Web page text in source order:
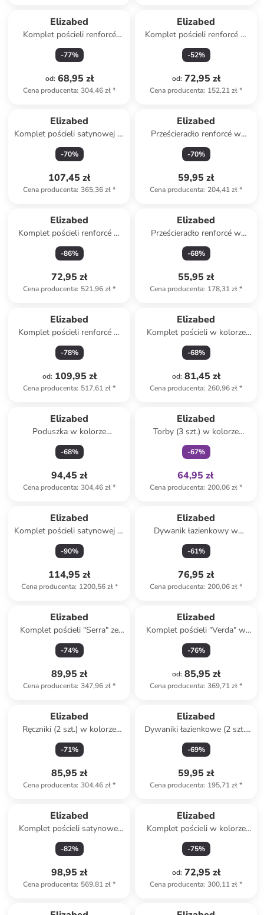
Elizabed
Komplet pościeli renforcé
"Serenity" w kolorze biało-
niebieskim
-77%
od: 68,95 zł
Cena producenta: 304,46 zł*
Elizabed
Komplet pościeli renforcé w
kolorze jasnoróżowo-białym
-52%
od: 72,95 zł
Cena producenta: 152,21 zł*
Elizabed
Komplet pościeli satynowej w
kolorze szaro-białym
-70%
107,45 zł
Cena producenta: 365,36 zł*
Elizabed
Prześcieradło renforcé w
kolorze niebieskim na gumce
-70%
59,95 zł
Cena producenta: 204,41 zł*
Elizabed
Komplet pościeli renforcé w
kolorze jasnoszarym
-86%
72,95 zł
Cena producenta: 521,96 zł*
Elizabed
Prześcieradło renforcé w
kolorze granatowym na
gumce
-68%
55,95 zł
Cena producenta: 178,31 zł*
Elizabed
Komplet pościeli renforcé w
kolorze kremowym
-78%
od: 109,95 zł
Cena producenta: 517,61 zł*
Elizabed
Komplet pościeli w kolorze
biało-niebieskim
-68%
od: 81,45 zł
Cena producenta: 260,96 zł*
Elizabed
Poduszka w kolorze
kremowo-beżowym - 25 x 55
x 19 cm
-68%
94,45 zł
Cena producenta: 304,46 zł*
Elizabed
Torby (3 szt.) w kolorze
szarym
-67%
64,95 zł
Cena producenta: 200,06 zł*
Elizabed
Komplet pościeli satynowej w
kolorze białym
-90%
114,95 zł
Cena producenta: 1200,56 zł*
Elizabed
Dywanik łazienkowy w
kolorze szarym ze wzorem
-61%
76,95 zł
Cena producenta: 200,06 zł*
Elizabed
Komplet pościeli "Serra" ze
wzorem
-74%
89,95 zł
Cena producenta: 347,96 zł*
Elizabed
Komplet pościeli "Verda" w
kolorze szarym
-76%
od: 85,95 zł
Cena producenta: 369,71 zł*
Elizabed
Ręczniki (2 szt.) w kolorze
zielonym do rąk
-71%
85,95 zł
Cena producenta: 304,46 zł*
Elizabed
Dywaniki łazienkowe (2 szt.)
w kolorze szarym
-69%
59,95 zł
Cena producenta: 195,71 zł*
Elizabed
Komplet pościeli satynowej
"Lilyum" w kolorze
antracytowym
-82%
98,95 zł
Cena producenta: 569,81 zł*
Elizabed
Komplet pościeli w kolorze
szarym
-75%
od: 72,95 zł
Cena producenta: 300,11 zł*